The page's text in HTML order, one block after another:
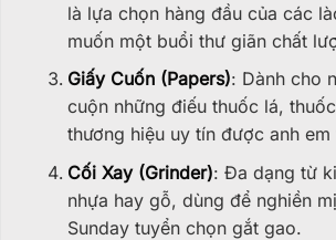
là lựa chọn hàng đầu của các
muốn một buổi thư giãn chất
Giấy Cuốn (Papers): Dành cho
cuộn những điếu thuốc lá,
thương hiệu uy tín được anh em
Cối Xay (Grinder): Đa dạng từ
nhựa hay gỗ, dùng để nghiền
Sunday tuyển chọn gắt gao.